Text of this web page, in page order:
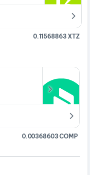
0.11568863 XTZ
0.00368603 COMP